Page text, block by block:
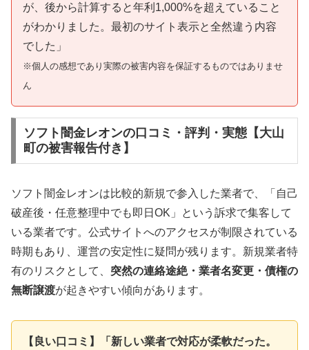
が、後から計算すると年利1,000%を超えていること
がわかりました。最初のサイト表示と全然違う内容
でした」
※個人の感想であり実際の被害内容を保証するものではありませ
ん
ソフト闇金レオンの口コミ・評判・実態【大山
町の被害報告付き】
ソフト闇金レオンは比較的新規で参入した業者で、「自己
破産後・任意整理中でも即日OK」という訴求で集客して
いる業者です。公式サイトへのアクセスが制限されている
時期もあり、運営の安定性に疑問が残ります。新規業者特
有のリスクとして、 突然の連絡途絶・業者名変更・債権の
無断譲渡が起きやすい傾向があります。
【良い口コミ】「新しい業者で対応が柔軟だった。